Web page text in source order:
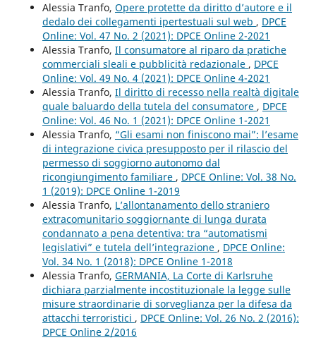
Alessia Tranfo, Opere protette da diritto d’autore e il
dedalo dei collegamenti ipertestuali sul web , DPCE
Online: Vol. 47 No. 2 (2021): DPCE Online 2-2021
Alessia Tranfo, Il consumatore al riparo da pratiche
commerciali sleali e pubblicità redazionale , DPCE
Online: Vol. 49 No. 4 (2021): DPCE Online 4-2021
Alessia Tranfo, Il diritto di recesso nella realtà digitale
quale baluardo della tutela del consumatore , DPCE
Online: Vol. 46 No. 1 (2021): DPCE Online 1-2021
Alessia Tranfo, “Gli esami non finiscono mai”: l’esame
di integrazione civica presupposto per il rilascio del
permesso di soggiorno autonomo dal
ricongiungimento familiare , DPCE Online: Vol. 38 No.
1 (2019): DPCE Online 1-2019
Alessia Tranfo, L’allontanamento dello straniero
extracomunitario soggiornante di lunga durata
condannato a pena detentiva: tra “automatismi
legislativi” e tutela dell’integrazione , DPCE Online:
Vol. 34 No. 1 (2018): DPCE Online 1-2018
Alessia Tranfo, GERMANIA, La Corte di Karlsruhe
dichiara parzialmente incostituzionale la legge sulle
misure straordinarie di sorveglianza per la difesa da
attacchi terroristici , DPCE Online: Vol. 26 No. 2 (2016):
DPCE Online 2/2016